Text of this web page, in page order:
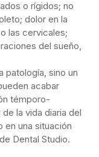
o rígidos; no
dolor en la
las cervicales;
del sueño,
patología, sino un
acabar
témporo-
la vida diaria del
una situación
Dental Studio.